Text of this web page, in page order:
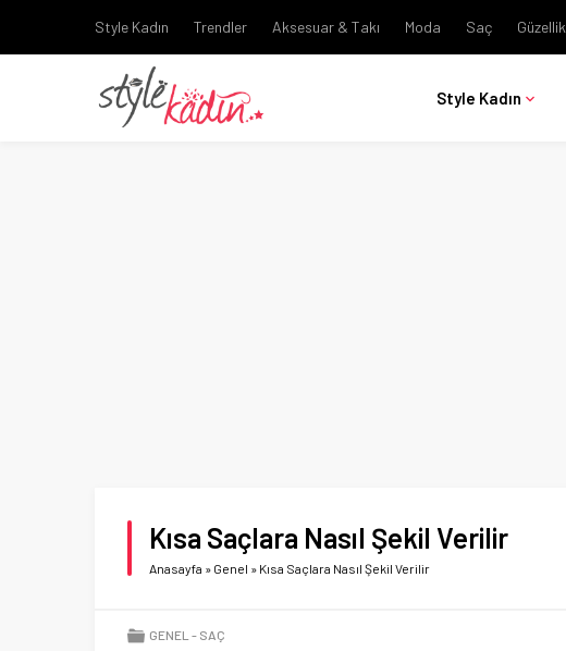
Style Kadın Trendler Aksesuar & Takı Moda Saç Güzellik
Style Kadın
Kısa Saçlara Nasıl Şekil Verilir
Anasayfa » Genel » Kısa Saçlara Nasıl Şekil Verilir
GENEL SAÇ